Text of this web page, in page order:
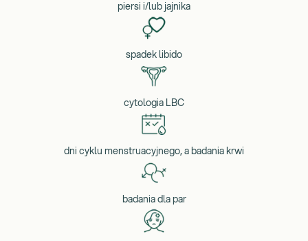
piersi i/lub jajnika
spadek libido
cytologia LBC
dni cyklu menstruacyjnego, a badania krwi
badania dla par